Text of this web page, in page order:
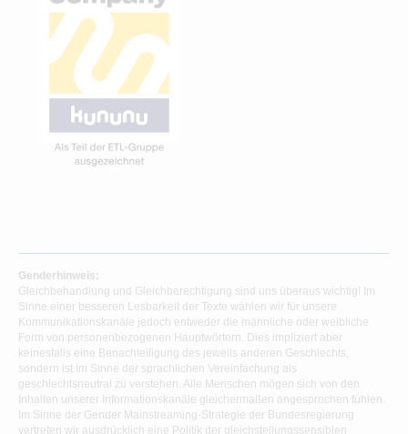
Genderhinweis:
Gleichbehandlung und Gleichberechtigung sind uns überaus wichtig! Im
Sinne einer besseren Lesbarkeit der Texte wählen wir für unsere
Kommunikationskanäle jedoch entweder die männliche oder weibliche
Form von personenbezogenen Hauptwörtern. Dies impliziert aber
keinesfalls eine Benachteiligung des jeweils anderen Geschlechts,
sondern ist im Sinne der sprachlichen Vereinfachung als
geschlechtsneutral zu verstehen. Alle Menschen mögen sich von den
Inhalten unserer Informationskanäle gleichermaßen angesprochen fühlen.
Im Sinne der Gender Mainstreaming-Strategie der Bundesregierung
vertreten wir ausdrücklich eine Politik der gleichstellungssensiblen